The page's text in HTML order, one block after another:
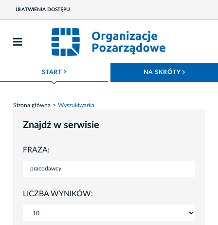
UŁATWIENIA DOSTĘPU
START ROZWIŃ MENU NA SKRÓTY
Strona główna Wyszukiwarka
Znajdź w serwisie
FRAZA:
LICZBA WYNIKÓW: